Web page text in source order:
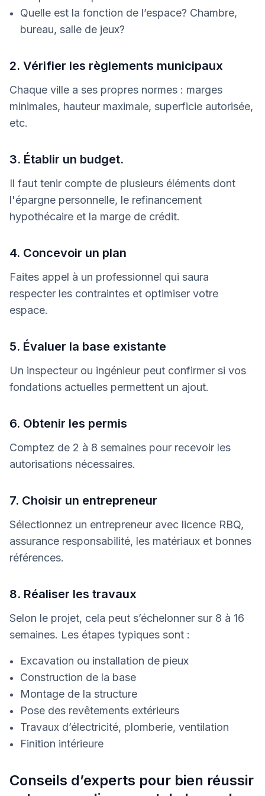
Quelle est la fonction de l’espace? Chambre,
bureau, salle de jeux?
2. Vérifier les règlements municipaux
Chaque ville a ses propres normes : marges
minimales, hauteur maximale, superficie autorisée,
etc.
3. Établir un budget.
Il faut tenir compte de plusieurs éléments dont
l'épargne personnelle, le refinancement
hypothécaire et la marge de crédit.
4. Concevoir un plan
Faites appel à un professionnel qui saura
respecter les contraintes et optimiser votre
espace.
5. Évaluer la base existante
Un inspecteur ou ingénieur peut confirmer si vos
fondations actuelles permettent un ajout.
6. Obtenir les permis
Comptez de 2 à 8 semaines pour recevoir les
autorisations nécessaires.
7. Choisir un entrepreneur
Sélectionnez un entrepreneur avec licence RBQ,
assurance responsabilité, les matériaux et bonnes
références.
8. Réaliser les travaux
Selon le projet, cela peut s’échelonner sur 8 à 16
semaines. Les étapes typiques sont :
Excavation ou installation de pieux
Construction de la base
Montage de la structure
Pose des revêtements extérieurs
Travaux d’électricité, plomberie, ventilation
Finition intérieure
Conseils d’experts pour bien réussir